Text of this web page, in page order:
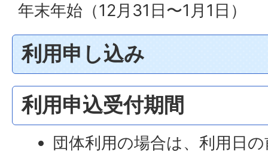
年末年始（12月31日〜1月1日）
利用申し込み
利用申込受付期間
団体利用の場合は、利用日